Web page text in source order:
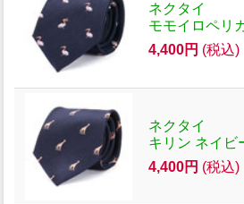
ネクタイ
モモイロペリ
4,400円 (税込)
ネクタイ
キリン ネイビ
4,400円 (税込)